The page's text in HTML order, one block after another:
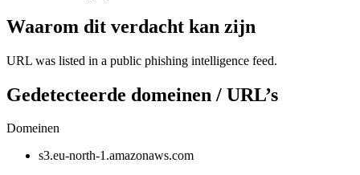
Waarom dit verdacht kan zijn
URL was listed in a public phishing intelligence feed.
Gedetecteerde domeinen / URL’s
Domeinen
s3.eu-north-1.amazonaws.com